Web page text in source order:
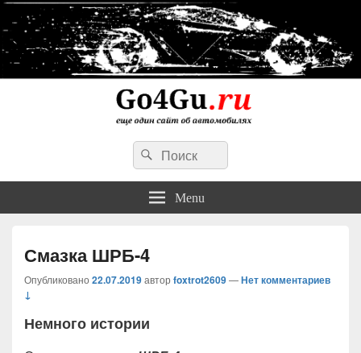
Go4Gu.ru сайт об автомобилях
личный опыт недорогого, простого и надежного ремонта авто
Search
for:
Search
Menu
Смазка ШРБ-4
Опубликовано 22.07.2019автор foxtrot2609—Нет комментариев
↓
Немного истории